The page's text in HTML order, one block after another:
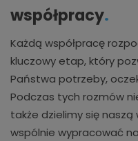
współpracy.
Każdą współpracę
kluczowy etap, który
Państwa potrzeby,
Podczas tych rozmów
także dzielimy się
wspólnie wypracować